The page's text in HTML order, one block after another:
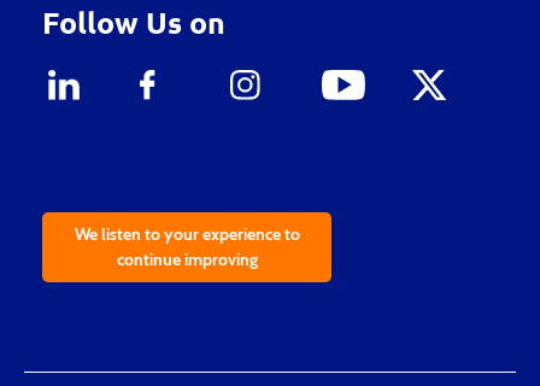
Follow Us on
We listen to your experience to
continue improving